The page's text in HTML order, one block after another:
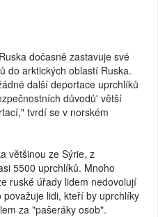
dočasně zastavuje své
do arktických oblastí Ruska.
další deportace uprchlíků
důvodů' větší
tvrdí se v norském
většinou ze Sýrie, z
5500 uprchlíků. Mnoho
ruské úřady lidem nedovolují
lidi, kteří by uprchlíky
za "pašeráky osob".